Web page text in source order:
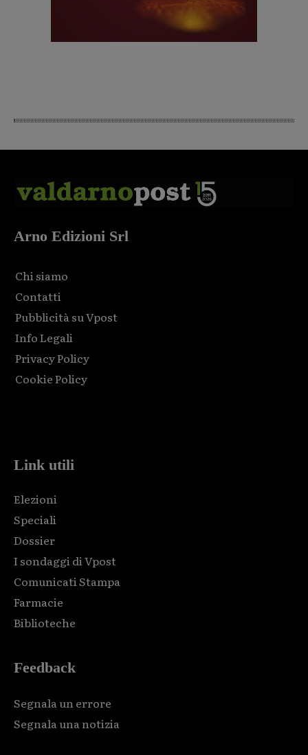
Arno Edizioni Srl
Chi siamo
Contatti
Pubblicità su Vpost
Info Legali
Privacy Policy
Cookie Policy
Link utili
Elezioni
Speciali
Dossier
I sondaggi di Vpost
Comunicati Stampa
Farmacie
Biblioteche
Feedback
Segnala un errore
Segnala una notizia